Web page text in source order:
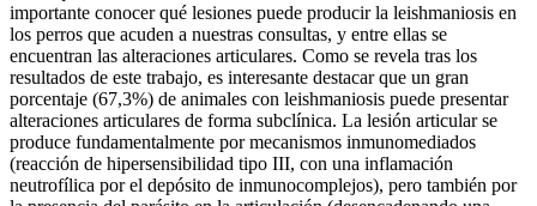
importante conocer qué lesiones puede producir la leishmaniosis en
los perros que acuden a nuestras consultas, y entre ellas se
encuentran las alteraciones articulares. Como se revela tras los
resultados de este trabajo, es interesante destacar que un gran
porcentaje (67,3%) de animales con leishmaniosis puede presentar
alteraciones articulares de forma subclínica. La lesión articular se
produce fundamentalmente por mecanismos inmunomediados
(reacción de hipersensibilidad tipo III, con una inflamación
neutrofílica por el depósito de inmunocomplejos), pero también por